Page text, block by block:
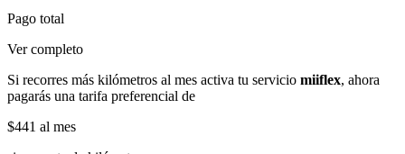
Pago total
Ver completo
Si recorres más kilómetros al mes activa tu servicio miiflex, ahora
pagarás una tarifa preferencial de
$441 al mes